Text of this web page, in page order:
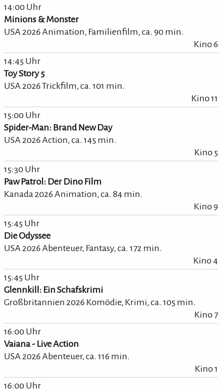
14:00 Uhr
Minions & Monster
USA 2026 Animation, Familienfilm, ca. 90 min.
Kino 6
14:45 Uhr
Toy Story 5
USA 2026 Trickfilm, ca. 101 min.
Kino 11
15:00 Uhr
Spider-Man: Brand New Day
USA 2026 Action, ca. 145 min.
Kino 5
15:30 Uhr
Paw Patrol: Der Dino Film
Kanada 2026 Animation, ca. 84 min.
Kino 9
15:45 Uhr
Die Odyssee
USA 2026 Abenteuer, Fantasy, ca. 172 min.
Kino 4
15:45 Uhr
Glennkill: Ein Schafskrimi
Großbritannien 2026 Komödie, Krimi, ca. 105 min.
Kino 7
16:00 Uhr
Vaiana - Live Action
USA 2026 Abenteuer, ca. 116 min.
Kino 1
16:00 Uhr